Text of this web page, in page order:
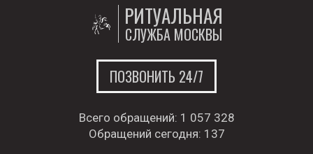
РИТУАЛЬНАЯ
СЛУЖБА МОСКВЫ
ПОЗВОНИТЬ 24/7
Всего обращений: 1 057 328
Обращений сегодня: 137